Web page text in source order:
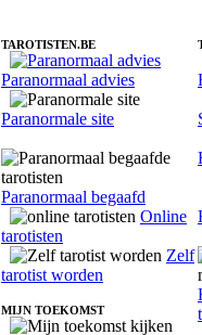
TAROTISTEN.BE
Paranormaal advies
Paranormale site
Paranormaal begaafd
Online
tarotisten
Zelf
tarotist worden
MIJN TOEKOMST